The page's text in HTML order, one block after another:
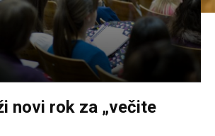
novi rok za „večite